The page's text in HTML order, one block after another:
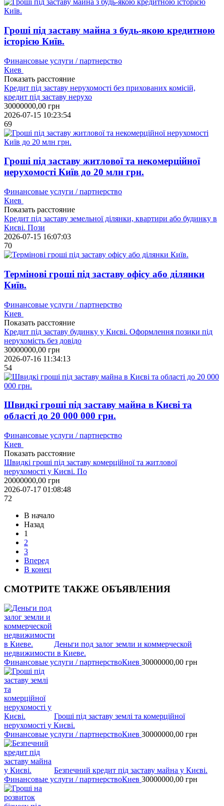
Гроші під заставу майна з будь-якою кредитною
історією Київ.
Финансовые услуги / партнерство
Киев
Показать расстояние
Кредит під заставу нерухомості без прихованих комісій,
кредит під заставу нерухо
30000000,00 грн
2026-07-15 10:23:54
69
Гроші під заставу житлової та некомерційної
нерухомості Київ до 20 млн грн.
Финансовые услуги / партнерство
Киев
Показать расстояние
Кредит під заставу земельної ділянки, квартири або будинку в
Києві. Пози
2026-07-15 16:07:03
70
Термінові гроші під заставу офісу або ділянки
Київ.
Финансовые услуги / партнерство
Киев
Показать расстояние
Кредит під заставу будинку у Києві. Оформлення позики під
нерухомість без довідо
30000000,00 грн
2026-07-16 11:34:13
54
Швидкі гроші під заставу майна в Києві та
області до 20 000 000 грн.
Финансовые услуги / партнерство
Киев
Показать расстояние
Швидкі гроші під заставу комерційної та житлової
нерухомості у Києві. По
20000000,00 грн
2026-07-17 01:08:48
72
В начало
Назад
1
2
3
Вперед
В конец
СМОТРИТЕ ТАКЖЕ ОБЪЯВЛЕНИЯ
Деньги под залог земли и коммерческой
недвижимости в Киеве.
Финансовые услуги / партнерствоКиев 30000000,00 грн
Гроші під заставу землі та комерційної
нерухомості у Києві.
Финансовые услуги / партнерствоКиев 30000000,00 грн
Безпечний кредит під заставу майна у Києві.
Финансовые услуги / партнерствоКиев 30000000,00 грн